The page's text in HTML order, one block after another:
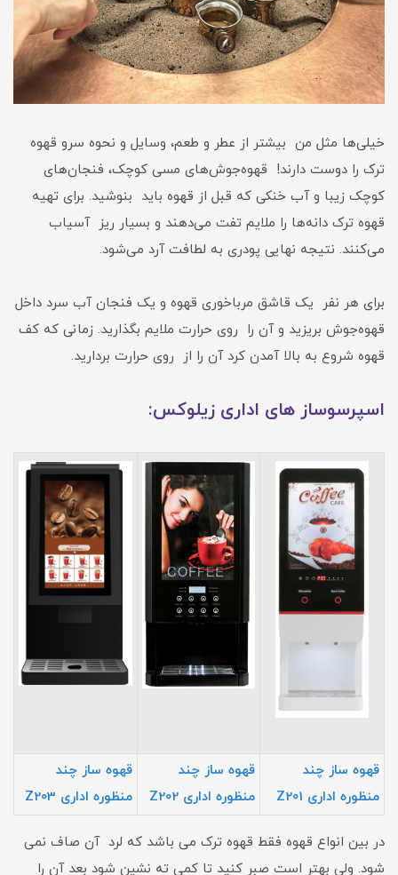
خیلی‌ها مثل من بیشتر از عطر و طعم، وسایل و نحوه سرو قهوه
ترک را دوست دارند! قهوه‌جوش‌های مسی کوچک، فنجان‌های
کوچک زیبا و آب خنکی که قبل از قهوه باید بنوشید. برای تهیه
قهوه ترک دانه‌ها را ملایم تفت می‌دهند و بسیار ریز آسیاب
می‌کنند. نتیجه نهایی پودری به لطافت آرد می‌شود.
برای هر نفر یک قاشق مرباخوری قهوه و یک فنجان آب سرد داخل
قهوه‌جوش بریزید و آن را روی حرارت ملایم بگذارید. زمانی که کف
قهوه شروع به بالا آمدن کرد آن را از روی حرارت بردارید.
اسپرسوساز های اداری زیلوکس:
قهوه ساز چند
منظوره اداری Z201
قهوه ساز چند
منظوره اداری Z202
قهوه ساز چند
منظوره اداری Z203
در بین انواع قهوه فقط قهوه ترک می باشد که لرد آن صاف نمی
شود. ولی بهتر است صبر کنید تا کمی ته نشین شود بعد آن را